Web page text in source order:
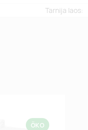
Tarnija laos:
ÖKO